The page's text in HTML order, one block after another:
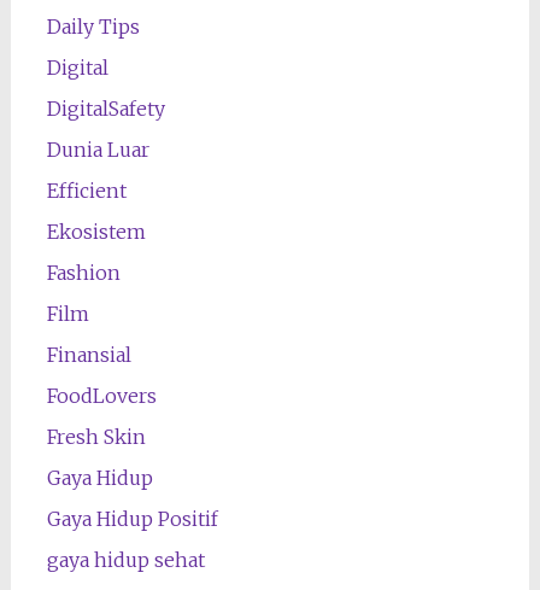
Daily Tips
Digital
DigitalSafety
Dunia Luar
Efficient
Ekosistem
Fashion
Film
Finansial
FoodLovers
Fresh Skin
Gaya Hidup
Gaya Hidup Positif
gaya hidup sehat